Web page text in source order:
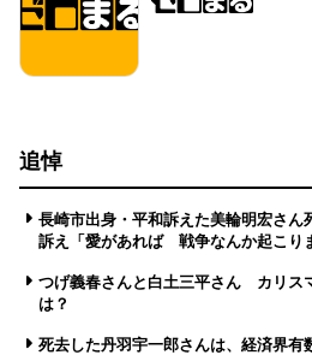
追悼
長崎市出身・平和訴えた美輪明宏さ
訴え「愛があれば 戦争なんか起こり
つげ義春さんと白土三平さん カリス
は？
死去した丹羽宇一郎さんは、経済界